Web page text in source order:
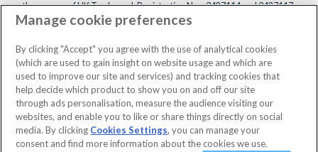
the owners of UK Trademark Registration Nos. 3427114 and 3427117.
Registered in England with registered number 4390984 and VAT Number
When you book with AttractionTickets.com, you can travel with confidence
knowing we are members of The Association of Bonded Travel Organisers
Trust Limited (ABTOT).
Manage cookie preferences
By clicking "Accept" you agree with the use of analytical cookies
(which are used to gain insight on website usage and which are
used to improve our site and services) and tracking cookies that
help decide which product to show you on and off our site
through ads personalisation, measure the audience visiting our
websites, and enable you to like or share things directly on social
media. By clicking Cookies Settings, you can manage your
consent and find more information about the cookies we use.